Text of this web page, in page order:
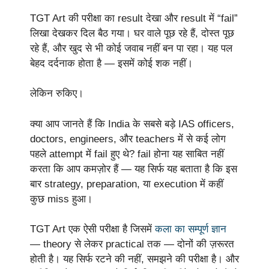
TGT Art की परीक्षा का result देखा और result में “fail”
लिखा देखकर दिल बैठ गया। घर वाले पूछ रहे हैं, दोस्त पूछ
रहे हैं, और खुद से भी कोई जवाब नहीं बन पा रहा। यह पल
बेहद दर्दनाक होता है — इसमें कोई शक नहीं।
लेकिन रुकिए।
क्या आप जानते हैं कि India के सबसे बड़े IAS officers,
doctors, engineers, और teachers में से कई लोग
पहले attempt में fail हुए थे? fail होना यह साबित नहीं
करता कि आप कमज़ोर हैं — यह सिर्फ यह बताता है कि इस
बार strategy, preparation, या execution में कहीं
कुछ miss हुआ।
TGT Art एक ऐसी परीक्षा है जिसमेंकला का सम्पूर्ण ज्ञान
— theory से लेकर practical तक — दोनों की ज़रूरत
होती है। यह सिर्फ रटने की नहीं, समझने की परीक्षा है। और